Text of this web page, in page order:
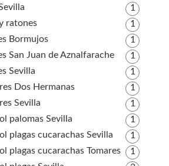
1
ratones
1
Bormujos
1
San Juan de Aznalfarache
1
Sevilla
1
Dos Hermanas
1
Sevilla
1
palomas Sevilla
1
plagas cucarachas Sevilla
1
plagas cucarachas Tomares
1